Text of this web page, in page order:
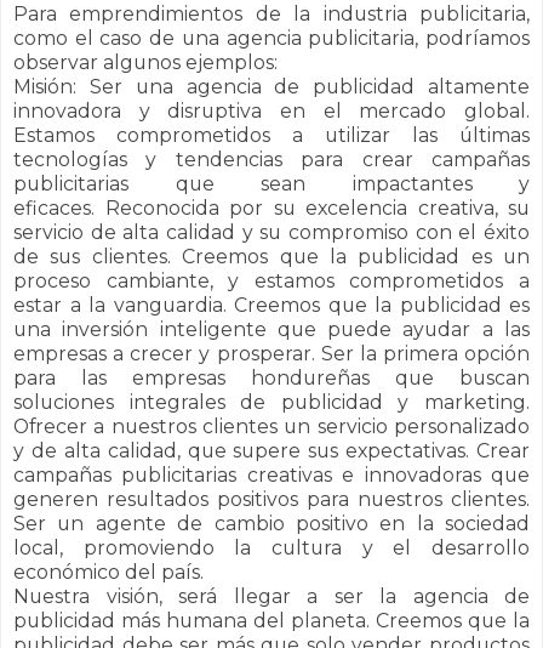
Para emprendimientos de la industria publicitaria,
como el caso de una agencia publicitaria, podríamos
observar algunos ejemplos:
Misión: Ser una agencia de publicidad altamente
innovadora y disruptiva en el mercado global.
Estamos comprometidos a utilizar las últimas
tecnologías y tendencias para crear campañas
publicitarias que sean impactantes y
eficaces. Reconocida por su excelencia creativa, su
servicio de alta calidad y su compromiso con el éxito
de sus clientes. Creemos que la publicidad es un
proceso cambiante, y estamos comprometidos a
estar a la vanguardia. Creemos que la publicidad es
una inversión inteligente que puede ayudar a las
empresas a crecer y prosperar. Ser la primera opción
para las empresas hondureñas que buscan
soluciones integrales de publicidad y marketing.
Ofrecer a nuestros clientes un servicio personalizado
y de alta calidad, que supere sus expectativas. Crear
campañas publicitarias creativas e innovadoras que
generen resultados positivos para nuestros clientes.
Ser un agente de cambio positivo en la sociedad
local, promoviendo la cultura y el desarrollo
económico del país.
Nuestra visión, será llegar a ser la agencia de
publicidad más humana del planeta. Creemos que la